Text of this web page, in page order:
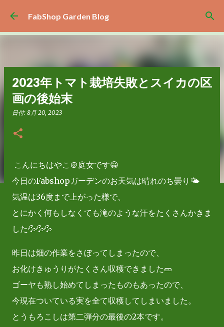
スキップしてメイン コンテンツに移動
FabShop Garden Blog
2023年トマト栽培失敗とスイカの区
画の後始末
日付: 8月 20, 2023
こんにちはやこ＠庭女です😀
今日のFabshopガーデンのお天気は晴れのち曇り🌤
気温は36度まで上がった様で、
とにかく何もしなくても滝のような汗をたくさんかきま
した💦💦💦
昨日は畑の作業をさぼってしまったので、
お化けきゅうりがたくさん収穫できました🥒
ゴーヤも熟し始めてしまったものもあったので、
今現在ついている実を全て収穫してしまいました。
とうもろこしは第二弾分の最後の2本です。